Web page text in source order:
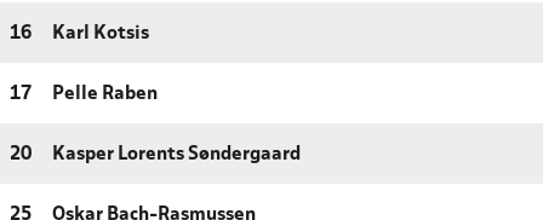
16 Karl Kotsis
17 Pelle Raben
20 Kasper Lorents Søndergaard
25 Oskar Bach-Rasmussen